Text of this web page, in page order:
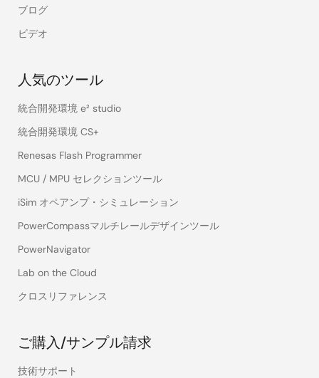
ブログ
ビデオ
人気のツール
統合開発環境 e² studio
統合開発環境 CS+
Renesas Flash Programmer
MCU / MPU セレクションツール
iSim オペアンプ・シミュレーション
PowerCompassマルチレールデザインツール
PowerNavigator
Lab on the Cloud
クロスリファレンス
ご購入/サンプル請求
技術サポート